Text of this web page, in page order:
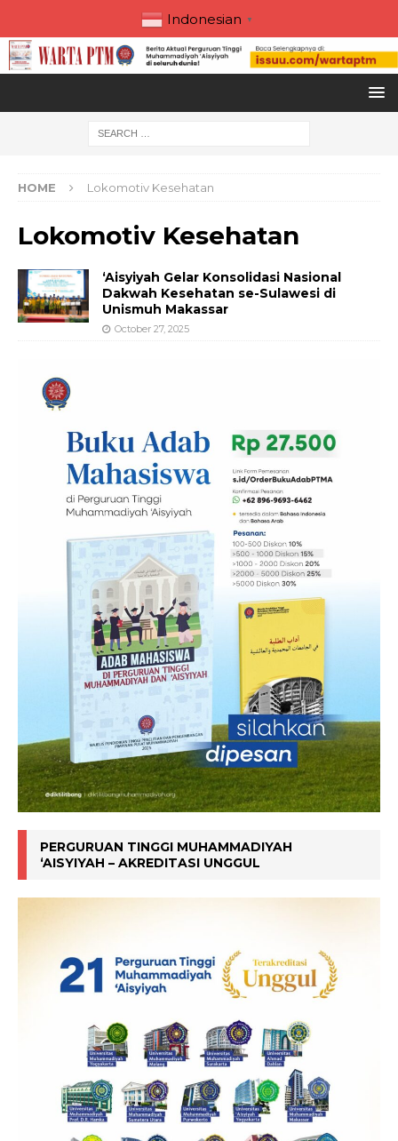
Indonesian ▼
HOME Lokomotiv Kesehatan
Lokomotiv Kesehatan
‘Aisyiyah Gelar Konsolidasi Nasional
Dakwah Kesehatan se-Sulawesi di
Unismuh Makassar
October 27, 2025
PERGURUAN TINGGI MUHAMMADIYAH
‘AISYIYAH – AKREDITASI UNGGUL